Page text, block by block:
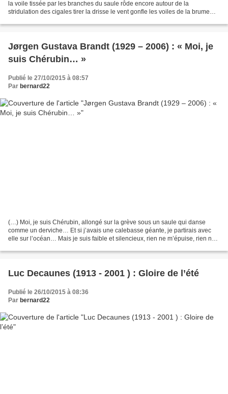
la voile tissée par les branches du saule rôde encore autour de la
stridulation des cigales tirer la drisse le vent gonfle les voiles de la brume
Jørgen Gustava Brandt (1929 – 2006) : « Moi, je
suis Chérubin… »
Publié le 27/10/2015 à 08:57
Par bernard22
(…) Moi, je suis Chérubin, allongé sur la grève sous un saule qui danse
comme un derviche… Et si j’avais une calebasse géante, je partirais avec
elle sur l’océan… Mais je suis faible et silencieux, rien ne m’épuise, rien ne
Luc Decaunes (1913 - 2001 ) : Gloire de l’été
Publié le 26/10/2015 à 08:36
Par bernard22